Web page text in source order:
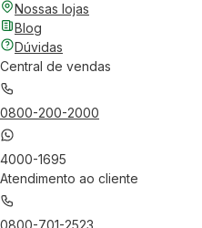
Nossas lojas
Blog
Dúvidas
Central de vendas
0800-200-2000
4000-1695
Atendimento ao cliente
0800-701-2523